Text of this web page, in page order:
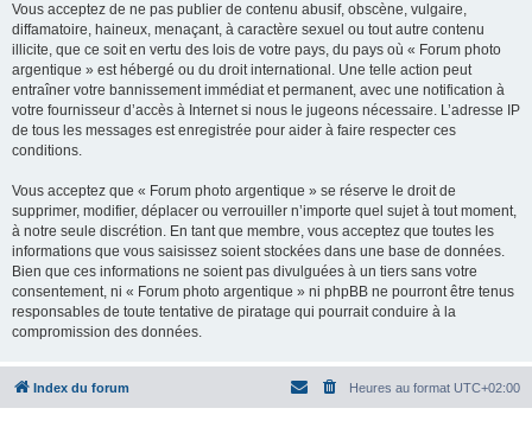
Vous acceptez de ne pas publier de contenu abusif, obscène, vulgaire,
diffamatoire, haineux, menaçant, à caractère sexuel ou tout autre contenu
illicite, que ce soit en vertu des lois de votre pays, du pays où « Forum photo
argentique » est hébergé ou du droit international. Une telle action peut
entraîner votre bannissement immédiat et permanent, avec une notification à
votre fournisseur d’accès à Internet si nous le jugeons nécessaire. L’adresse IP
de tous les messages est enregistrée pour aider à faire respecter ces
conditions.
Vous acceptez que « Forum photo argentique » se réserve le droit de
supprimer, modifier, déplacer ou verrouiller n’importe quel sujet à tout moment,
à notre seule discrétion. En tant que membre, vous acceptez que toutes les
informations que vous saisissez soient stockées dans une base de données.
Bien que ces informations ne soient pas divulguées à un tiers sans votre
consentement, ni « Forum photo argentique » ni phpBB ne pourront être tenus
responsables de toute tentative de piratage qui pourrait conduire à la
compromission des données.
Index du forum Heures au format UTC+02:00